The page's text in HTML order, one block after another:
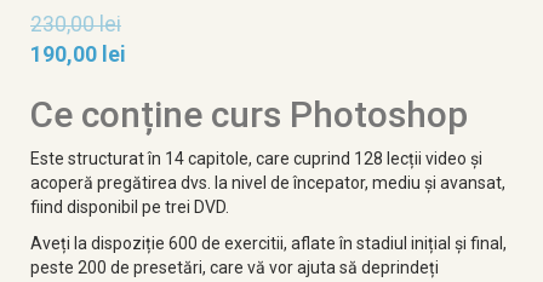
230,00lei
190,00 lei
Ce conține curs Photoshop
Este structurat în 14 capitole, care cuprind 128 lecții video și
acoperă pregătirea dvs. la nivel de începator, mediu și avansat,
fiind disponibil pe trei DVD.
Aveți la dispoziție 600 de exercitii, aflate în stadiul inițial și final,
peste 200 de presetări, care vă vor ajuta să deprindeți